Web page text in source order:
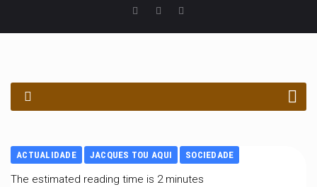
ACTUALIDADE JACQUES TOU AQUI SOCIEDADE
The estimated reading time is 2 minutes